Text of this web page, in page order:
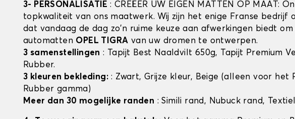
3- PERSONALISATIE: CREËER UW EIGEN MATTEN OP MAAT:
topkwaliteit van ons maatwerk. Wij zijn het enige Franse bedrijf
dat vandaag de dag zo'n ruime keuze aan afwerkingen biedt om
automatten OPEL TIGRA van uw dromen te ontwerpen.
3 samenstellingen : Tapijt Best Naaldvilt 650g, Tapijt Premium
Rubber.
3 kleuren bekleding: : Zwart, Grijze kleur, Beige (alleen voor het
Rubber gamma)
Meer dan 30 mogelijke randen : Simili rand, Nubuck rand,